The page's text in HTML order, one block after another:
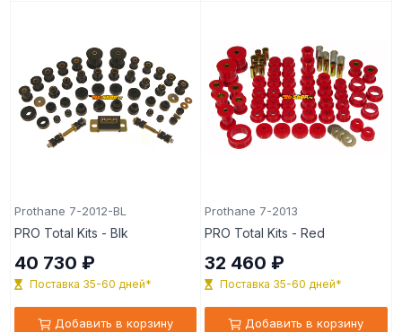
Prothane 7-2012-BL
PRO Total Kits - Blk
40 730 ₽
Поставка 35-60 дней*
Добавить в корзину
Prothane 7-2013
PRO Total Kits - Red
32 460 ₽
Поставка 35-60 дней*
Добавить в корзину